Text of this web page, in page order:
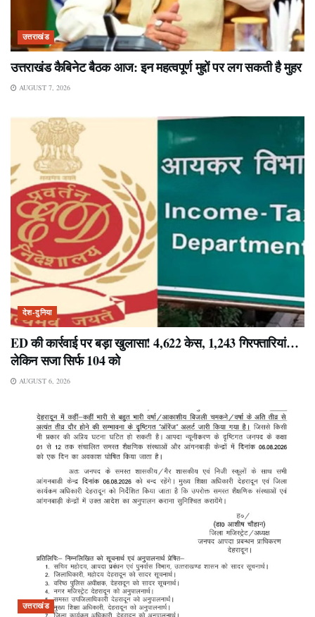
उत्तराखंड
उत्तराखंड कैबिनेट बैठक आज: इन महत्वपूर्ण मुद्दों पर लग सकती है मुहर
AUGUST 7, 2026
देश-दुनिया
ED की कार्रवाई पर बड़ा खुलासा! 4,622 केस, 1,243 गिरफ्तारियां…
लेकिन सजा सिर्फ 104 को
AUGUST 6, 2026
उत्तराखंड